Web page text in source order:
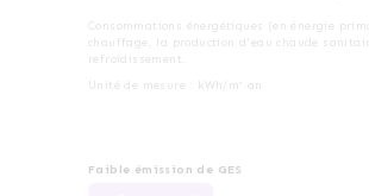
Consommations énergétiques (en énergie
chauffage, la production d'eau chaude
refroidissement.
Unité de mesure : kWh/m².an
Faible émission de GES